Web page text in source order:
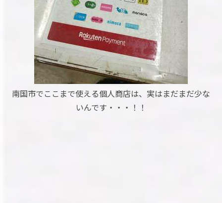
南国市でここまで使える個人商店は、実はまだまだ少な
いんです・・・！！